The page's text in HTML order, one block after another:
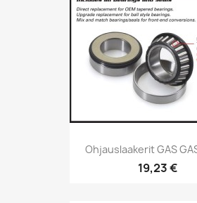
Ohjauslaakerit GAS
19,23 €